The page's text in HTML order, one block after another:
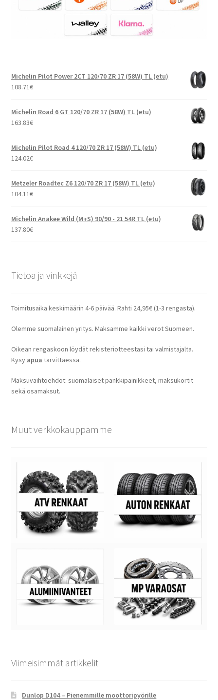
Michelin Pilot Power 2CT 120/70 ZR 17 (58W) TL (etu)
108.71€
Michelin Road 6 GT 120/70 ZR 17 (58W) TL (etu)
163.83€
Michelin Pilot Road 4 120/70 ZR 17 (58W) TL (etu)
124.02€
Metzeler Roadtec Z6 120/70 ZR 17 (58W) TL (etu)
104.11€
Michelin Anakee Wild (M+S) 90/90 - 21 54R TL (etu)
137.80€
Tietoa ja vinkkejä
Toimitusaika keskimäärin 4-6 päivää. Rahti 24,95€ (1-3 rengasta).
Olemme suomalainen yritys. Maksamme kaikki verot Suomeen.
Oikean rengaskoon löydät rekisteriotteestasi tai valmistajalta.
Kysy apua tarvittaessa.
Maksuvaihtoehdot: suomalaiset pankkipainikkeet, maksukortit
sekä osamaksut.
Muut verkkokauppamme
Viimeisimmät artikkelit
Dunlop D104 – Pienemmille moottoripyörille